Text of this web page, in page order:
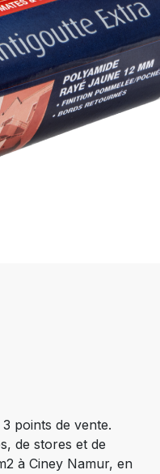
points de vente.
de stores et de
à Ciney Namur, en